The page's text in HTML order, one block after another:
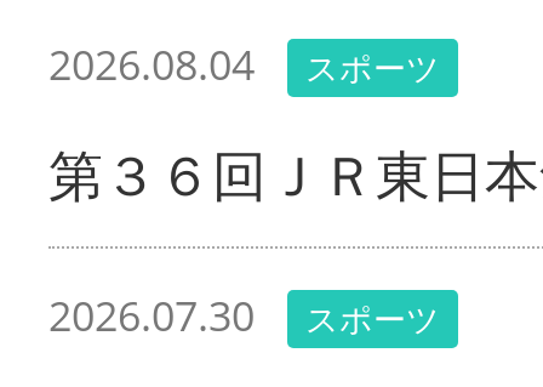
2026.08.04 スポーツ
第３６回ＪＲ東日
2026.07.30 スポーツ